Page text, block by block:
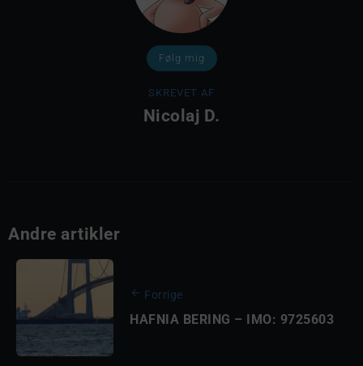
Følg mig
SKREVET AF
Nicolaj D.
Andre artikler
Forrige
HAFNIA BERING – IMO: 9725603